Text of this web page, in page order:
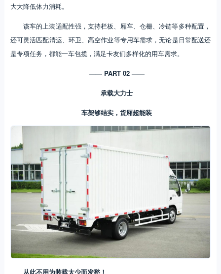
大大降低体力消耗。
该车的上装适配性强，支持栏板、厢车、仓栅、冷链等多种配置，
还可灵活匹配清运、环卫、高空作业等专用车需求，无论是日常配送还
是专项任务，都能一车包揽，满足卡友们多样化的用车需求。
—— PART 02 ——
承载大力士
车架够结实，货厢超能装
从此不用为装载太少而发愁！